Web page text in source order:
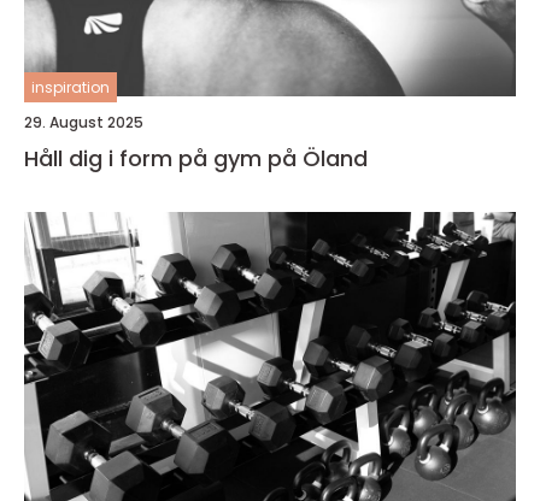
inspiration
29. August 2025
Håll dig i form på gym på Öland